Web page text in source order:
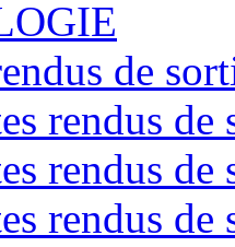
de
rendus de
rendus de
rendus de